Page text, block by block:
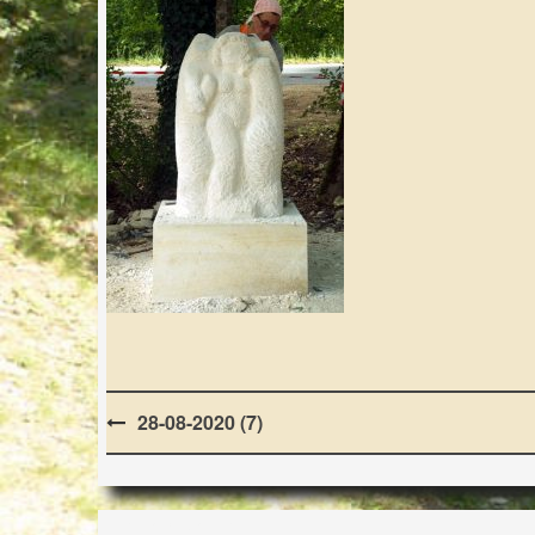
Post
navigation
28-08-2020 (7)